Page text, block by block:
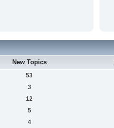
New Topics
53
3
12
5
4